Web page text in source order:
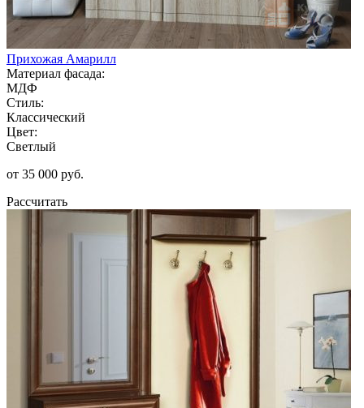
Прихожая Амарилл
Материал фасада:
МДФ
Стиль:
Классический
Цвет:
Светлый
от 35 000 руб.
Рассчитать